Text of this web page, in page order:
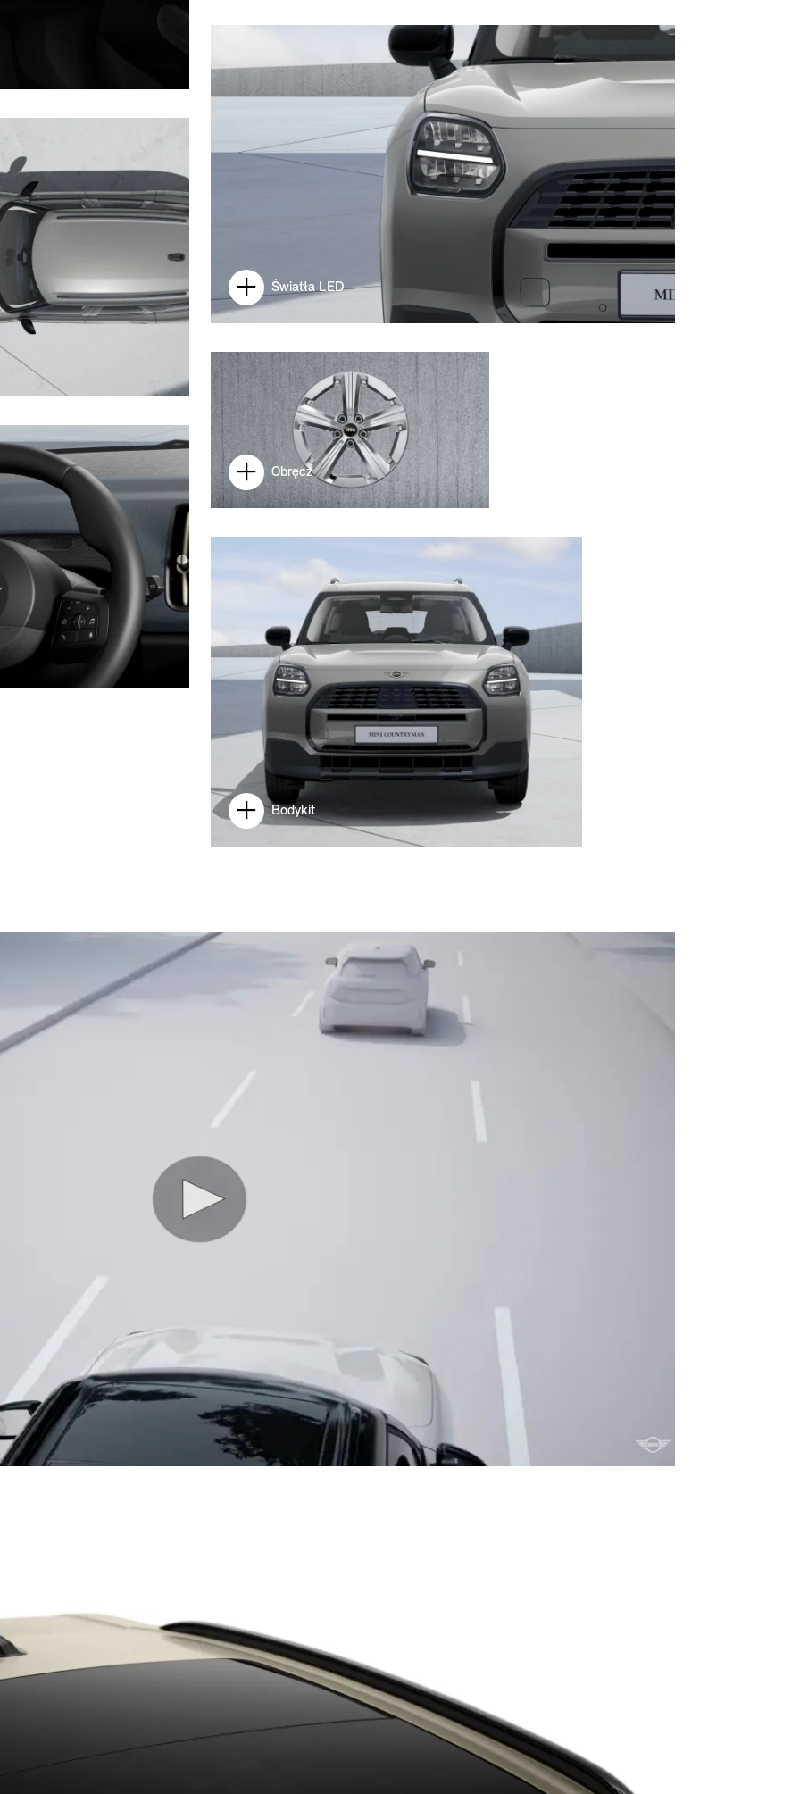
Światła LED
Obręcz
Bodykit